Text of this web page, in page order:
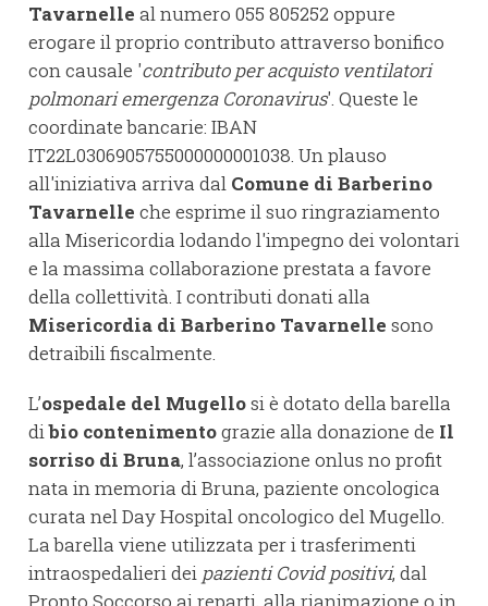
Tavarnelle al numero 055 805252 oppure
erogare il proprio contributo attraverso bonifico
con causale 'contributo per acquisto ventilatori
polmonari emergenza Coronavirus'. Queste le
coordinate bancarie: IBAN
IT22L0306905755000000001038. Un plauso
all'iniziativa arriva dal Comune di Barberino
Tavarnelle che esprime il suo ringraziamento
alla Misericordia lodando l'impegno dei volontari
e la massima collaborazione prestata a favore
della collettività. I contributi donati alla
Misericordia di Barberino Tavarnelle sono
detraibili fiscalmente.
L’ospedale del Mugellosi è dotato della barella
dibio contenimentograzie alla donazione de Il
sorriso di Bruna, l’associazione onlus no profit
nata in memoria di Bruna, paziente oncologica
curata nel Day Hospital oncologico del Mugello.
La barella viene utilizzata per i trasferimenti
intraospedalieri dei pazienti Covid positivi, dal